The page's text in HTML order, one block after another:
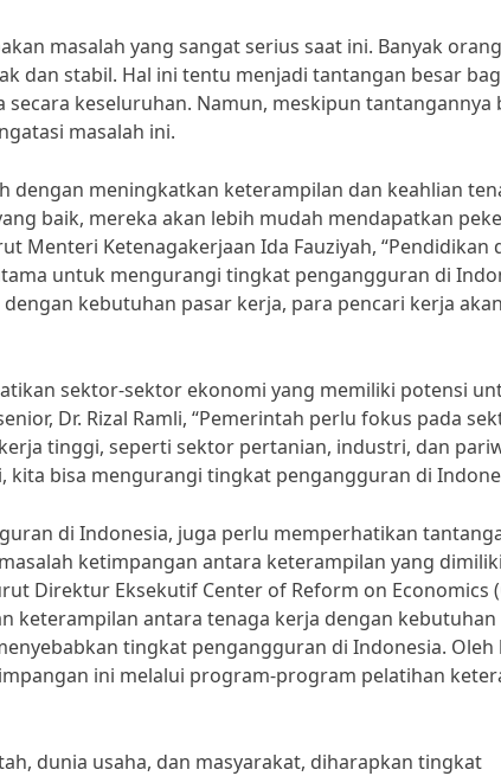
masalah yang sangat serius saat ini. Banyak
dan stabil. Hal ini tentu menjadi tantangan besar
keseluruhan. Namun, meskipun tantangannya
masalah ini.
dengan meningkatkan keterampilan dan keahlian
baik, mereka akan lebih mudah mendapatkan
Menteri Ketenagakerjaan Ida Fauziyah, “Pendidikan
untuk mengurangi tingkat pengangguran di
kebutuhan pasar kerja, para pencari kerja
sektor-sektor ekonomi yang memiliki potensi
Dr. Rizal Ramli, “Pemerintah perlu fokus pada
tinggi, seperti sektor pertanian, industri, dan
bisa mengurangi tingkat pengangguran di
di Indonesia, juga perlu memperhatikan
ketimpangan antara keterampilan yang
Direktur Eksekutif Center of Reform on Economics
keterampilan antara tenaga kerja dengan
tingkat pengangguran di Indonesia. Oleh
ini melalui program-program pelatihan
dunia usaha, dan masyarakat, diharapkan tingkat